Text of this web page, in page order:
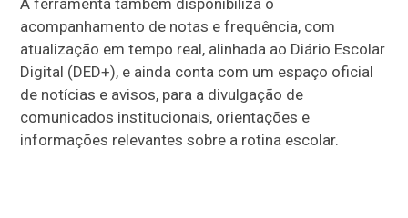
A ferramenta também disponibiliza o
acompanhamento de notas e frequência, com
atualização em tempo real, alinhada ao Diário Escolar
Digital (DED+), e ainda conta com um espaço oficial
de notícias e avisos, para a divulgação de
comunicados institucionais, orientações e
informações relevantes sobre a rotina escolar.